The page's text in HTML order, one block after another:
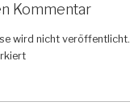
Kommentar
wird nicht veröffentlicht.